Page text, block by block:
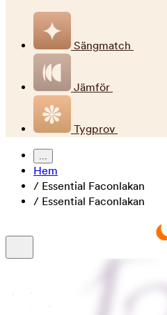
Sängmatch
Jämför
Tygprov
...
Hem
/ Essential Faconlakan
/ Essential Faconlakan